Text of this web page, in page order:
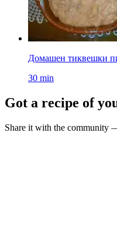
Домашен тиквешки
30 min
Got a recipe of
Share it with the community